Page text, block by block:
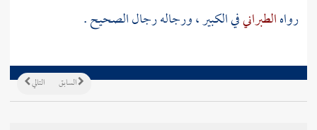
رواهالطبرانيفي الكبير ، ورجاله رجال الصحيح .
التالي السابق